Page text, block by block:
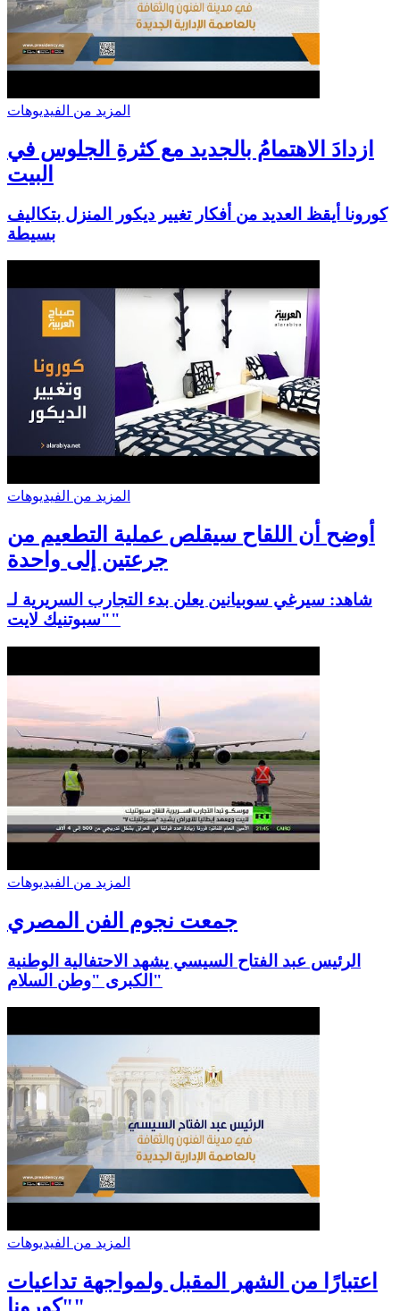
المزيد من الفيديوهات
ازدادَ الاهتمامُ بالجديد مع كثرةِ الجلوس في
البيت
كورونا أيقظ العديد من أفكار تغيير ديكور المنزل بتكاليف
بسيطة
المزيد من الفيديوهات
أوضح أن اللقاح سيقلص عملية التطعيم من
جرعتين إلى واحدة
شاهد: سيرغي سوبيانين يعلن بدء التجارب السريرية لـ
"سبوتنيك لايت"
المزيد من الفيديوهات
جمعت نجوم الفن المصري
الرئيس عبد الفتاح السيسي يشهد الاحتفالية الوطنية
الكبرى "وطن السلام"
المزيد من الفيديوهات
اعتبارًا من الشهر المقبل ولمواجهة تداعيات